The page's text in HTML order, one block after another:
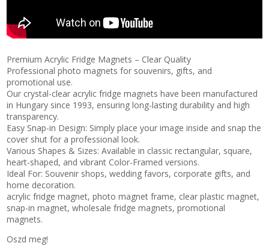
Mágnesgyár – hűtőmágnes gyár
Premium Acrylic Fridge Magnets – Clear Quality
Professional photo magnets for souvenirs, gifts, and
promotional use.
Our crystal-clear acrylic fridge magnets have been manufactured
in Hungary since 1993, ensuring long-lasting durability and high
transparency.
Easy Snap-in Design: Simply place your image inside and snap the
cover shut for a professional look.
Various Shapes & Sizes: Available in classic rectangular, square,
heart-shaped, and vibrant Color-Framed versions.
Ideal For: Souvenir shops, wedding favors, corporate gifts, and
home decoration.
acrylic fridge magnet, photo magnet frame, clear plastic magnet,
snap-in magnet, wholesale fridge magnets, promotional
magnets.
Oszd meg!